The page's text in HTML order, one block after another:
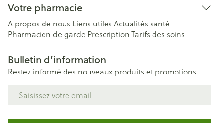
Votre pharmacie
A propos de nous Liens utiles Actualités santé
Pharmacien de garde Prescription Tarifs des soins
Bulletin d’information
Restez informé des nouveaux produits et promotions